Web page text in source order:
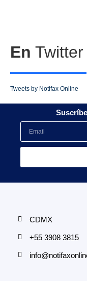
En Twitter
Tweets by Notifax Online
CDMX
+55 3908 3815